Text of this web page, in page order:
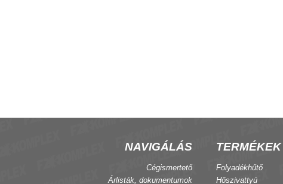
NAVIGÁLÁS
Cégismertető
Árlisták, dokumentumok
TERMÉKEK
Folyadékhűtő
Hőszivattyú